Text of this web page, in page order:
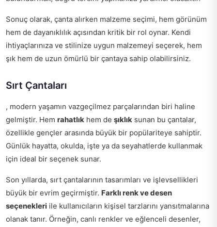
Sonuç olarak, çanta alırken malzeme seçimi, hem görünüm
hem de dayanıklılık açısından kritik bir rol oynar. Kendi
ihtiyaçlarınıza ve stilinize uygun malzemeyi seçerek, hem
şık hem de uzun ömürlü bir çantaya sahip olabilirsiniz.
Sırt Çantaları
, modern yaşamın vazgeçilmez parçalarından biri haline
gelmiştir. Hem rahatlık hem de şıklık sunan bu çantalar,
özellikle gençler arasında büyük bir popülariteye sahiptir.
Günlük hayatta, okulda, işte ya da seyahatlerde kullanmak
için ideal bir seçenek sunar.
Son yıllarda, sırt çantalarının tasarımları ve işlevsellikleri
büyük bir evrim geçirmiştir. Farklı renk ve desen
seçenekleri ile kullanıcıların kişisel tarzlarını yansıtmalarına
olanak tanır. Örneğin, canlı renkler ve eğlenceli desenler,